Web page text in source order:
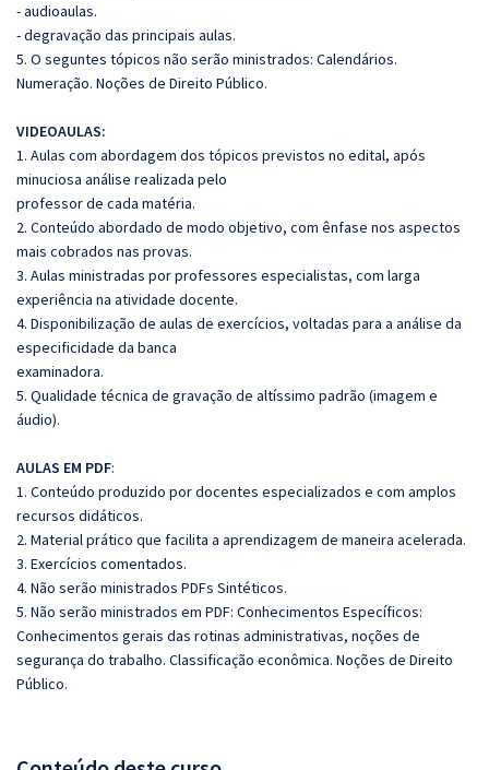
- audioaulas.
- degravação das principais aulas.
5. O seguntes tópicos não serão ministrados: Calendários.
Numeração. Noções de Direito Público.
VIDEOAULAS:
1. Aulas com abordagem dos tópicos previstos no edital, após
minuciosa análise realizada pelo
professor de cada matéria.
2. Conteúdo abordado de modo objetivo, com ênfase nos aspectos
mais cobrados nas provas.
3. Aulas ministradas por professores especialistas, com larga
experiência na atividade docente.
4. Disponibilização de aulas de exercícios, voltadas para a análise da
especificidade da banca
examinadora.
5. Qualidade técnica de gravação de altíssimo padrão (imagem e
áudio).
AULAS EM PDF:
1. Conteúdo produzido por docentes especializados e com amplos
recursos didáticos.
2. Material prático que facilita a aprendizagem de maneira acelerada.
3. Exercícios comentados.
4. Não serão ministrados PDFs Sintéticos.
5. Não serão ministrados em PDF: Conhecimentos Específicos:
Conhecimentos gerais das rotinas administrativas, noções de
segurança do trabalho. Classificação econômica. Noções de Direito
Público.